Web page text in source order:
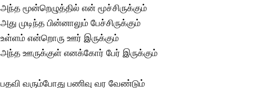
அந்த மூன்றெழுத்தில் என் மூச்சிருக்கும்
அது முடிந்த பின்னாலும் பேச்சிருக்கும்
உள்ளம் என்றொரு ஊர் இருக்கும்
அந்த ஊருக்குள் எனக்கோர் பேர் இருக்கும்
பதவி வரும்போது பணிவு வர வேண்டும்